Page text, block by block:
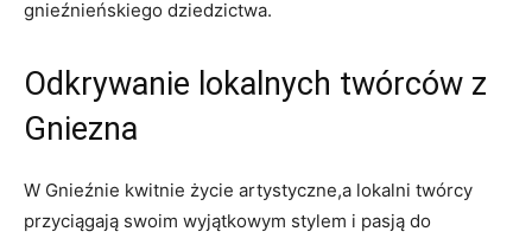
gnieźnieńskiego​ dziedzictwa.
Odkrywanie⁤ lokalnych twórców z
Gniezna
W Gnieźnie kwitnie życie artystyczne,a lokalni twórcy‌
przyciągają⁤ swoim wyjątkowym‍ stylem i⁤ pasją⁣ do